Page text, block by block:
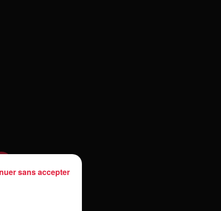
sans accepter